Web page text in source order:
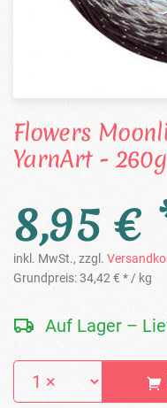
Flowers
YarnArt -
8,95 €
inkl. MwSt., zzgl.
Grundpreis:34,42 € * / kg
Auf Lager –